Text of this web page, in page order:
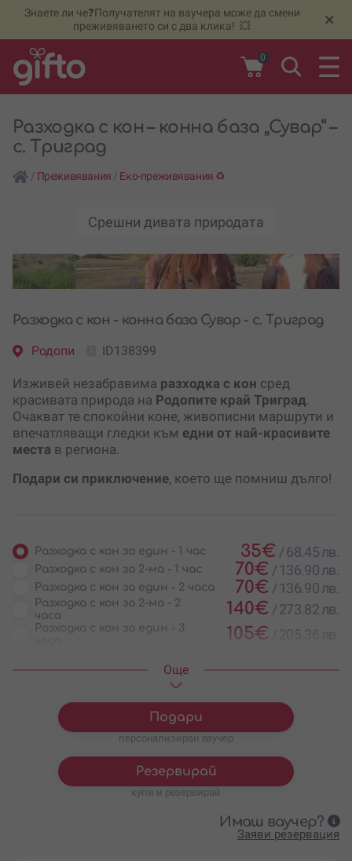
Знаете ли че❓Получателят на ваучера може да смени
преживяването си с два клика! 💥
×
0
Разходка с кон – конна база „Сувар“ –
с. Триград
/ Преживявания / Еко-преживявания ♻️
Срешни дивата природата
Разходка с кон - конна база Сувар - с. Триград
Родопи ID138399
Изживей незабравима разходка с кон сред
красивата природа на Родопите край Триград.
Очакват те спокойни коне, живописни маршрути и
впечатляващи гледки към едни от най-красивите
места в региона.
Подари си приключение, което ще помниш дълго!
Разходка с кон за един - 1 час 35€ /68.45 лв.
Разходка с кон за 2-ма - 1 час 70€ /136.90 лв.
Разходка с кон за един - 2 часа 70€ /136.90 лв.
Разходка с кон за 2-ма - 2
часа
140€ /273.82 лв.
Разходка с кон за един - 3
105€ /205.36 лв.
Oще
Подари
персонализиран ваучер
Резервирай
купи и резервирай
Имаш ваучер?
Заяви резервация